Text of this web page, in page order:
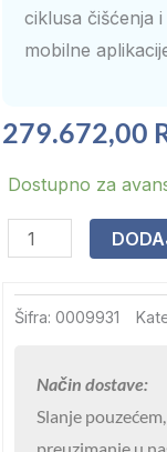
ciklusa čišćenja
mobilne
279.672,00
Dostupno za
Robot
Alpha
RA
Šifra: 0009931
Način dostave:
Slanje